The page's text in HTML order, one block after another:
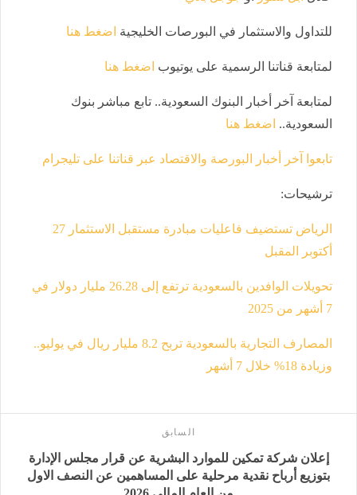
للتداول والاستثمار في البورصات الخليجية اضغط هنا
لمتابعة قناتنا الرسمية على يوتيوب اضغط هنا
لمتابعة آخر أخبار البنوك السعودية.. تابع مباشر بنوك
السعودية.. اضغط هنا
تابعوا آخر أخبار البورصة والاقتصاد عبر قناتنا على تليجرام
ترشيحات:
الرياض تستضيف فاعليات مبادرة مستقبل الاستثمار 27
أكتوبر المقبل
تحويلات الوافدين بالسعودية ترتفع إلى 26.28 مليار دولار في
7 أشهر من 2025
المصارف التجارية بالسعودية تربح 8.2 مليار ريال في يوليو..
وزيادة 18% خلال 7 أشهر
السابق
إعلان شركة تمكين للموارد البشرية عن قرار مجلس الإدارة
بتوزيع أرباح نقدية مرحلية على المساهمين عن النصف الاول